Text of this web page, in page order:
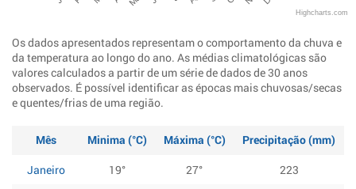
Highcharts.com
Os dados apresentados representam o comportamento da chuva e
da temperatura ao longo do ano. As médias climatológicas são
valores calculados a partir de um série de dados de 30 anos
observados. É possível identificar as épocas mais chuvosas/secas
e quentes/frias de uma região.
Mês Minima (°C) Máxima (°C)
Precipitação (mm)
Janeiro
19° 27°
223